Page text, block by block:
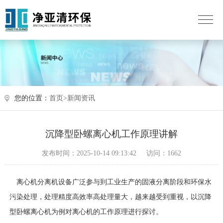
您的位置： 首页>新闻资讯
沉降型卧螺离心机工作原理讲解
发布时间：2025-10-14 09:13:42 访问：1662
离心机分离机设备广泛参与到工业生产的固液分离阶段和环保水
污染处理，处理精度高效率高处理量大，越来越受到重视，以沉降
型卧螺离心机为例对离心机的工作原理进行探讨。